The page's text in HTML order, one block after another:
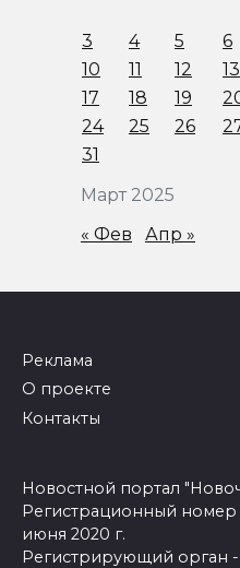
Март 2025
3
4 5 6
10
11 12 13
17
18 19
24
25 26
31
« Фев Апр »
Реклама
О проекте
Контакты
Новостной портал
Регистрационный
июня 2020 г.
Регистрирующий орган